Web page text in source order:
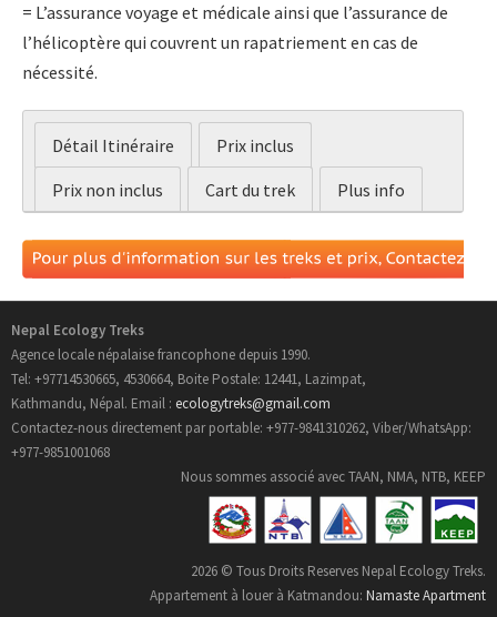
= L’assurance voyage et médicale ainsi que l’assurance de
l’hélicoptère qui couvrent un rapatriement en cas de
nécessité.
Détail Itinéraire
Prix inclus
Prix non inclus
Cart du trek Plus info
Nepal Ecology Treks
Agence locale népalaise francophone depuis 1990.
Tel: +97714530665, 4530664, Boite Postale: 12441, Lazimpat,
Kathmandu, Népal. Email : ecologytreks@gmail.com
Contactez-nous directement par portable: +977-9841310262, Viber/WhatsApp:
+977-9851001068
Nous sommes associé avec TAAN, NMA, NTB, KEEP
2026 © Tous Droits Reserves Nepal Ecology Treks.
Appartement à louer à Katmandou: Namaste Apartment